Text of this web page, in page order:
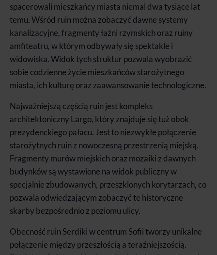
spacerowali mieszkańcy miasta niemal dwa tysiące lat
temu. Wśród ruin można zobaczyć dawne systemy
kanalizacyjne, fragmenty łaźni rzymskich oraz ruiny
amfiteatru, w którym odbywały się spektakle i
widowiska. Widok tych struktur pozwala wyobrazić
sobie codzienne życie mieszkańców starożytnego
miasta, ich kulturę oraz zaawansowanie technologiczne.
Najważniejszą częścią ruin jest kompleks
architektoniczny Largo, który znajduje się tuż obok
prezydenckiego pałacu. Jest to niezwykłe połączenie
starożytnych ruin z nowoczesną przestrzenią miejską.
Fragmenty murów miejskich oraz mozaiki z dawnych
budynków są wystawione na widok publiczny w
specjalnie zbudowanych, przeszklonych korytarzach, co
pozwala odwiedzającym zobaczyć te historyczne
skarby bezpośrednio z poziomu ulicy.
Obecność ruin Serdiki w centrum Sofii tworzy unikalne
połączenie między przeszłością a teraźniejszością.